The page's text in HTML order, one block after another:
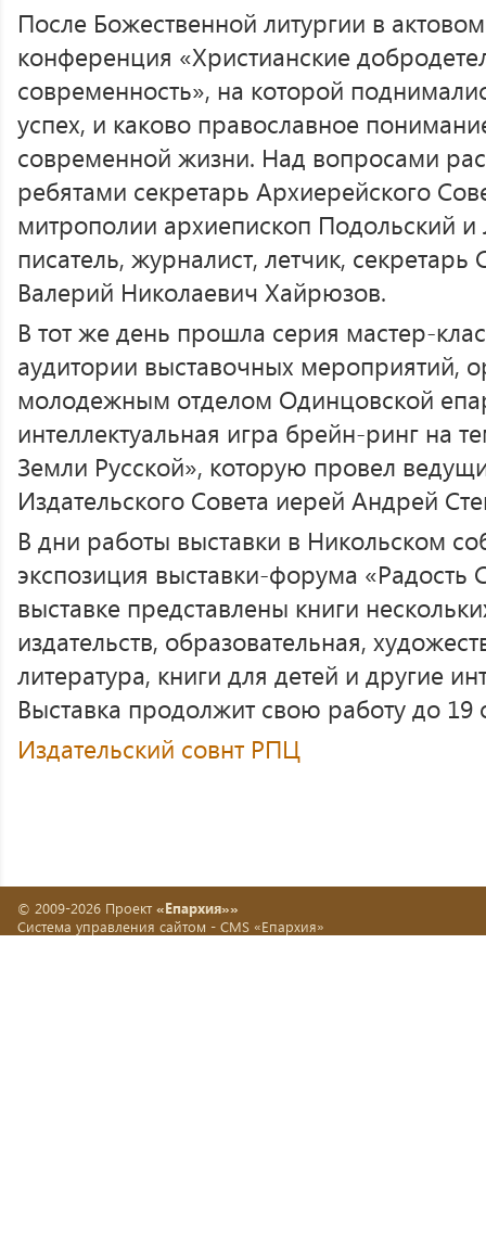
После Божественной литургии в
конференция «Христианские
современность», на которой
успех, и каково православное
современной жизни. Над вопросами
ребятами секретарь Архиерейского
митрополии архиепископ Подольский
писатель, журналист, летчик,
Валерий Николаевич Хайрюзов.
В тот же день прошла серия мастер-
аудитории выставочных мероприятий,
молодежным отделом Одинцовской
интеллектуальная игра брейн-ринг на
Земли Русской», которую провел
Издательского Совета иерей Андрей
В дни работы выставки в Никольском
экспозиция выставки-форума «Радость
выставке представлены книги
издательств, образовательная,
литература, книги для детей и другие
Выставка продолжит свою работу до 19
Издательский совнт РПЦ
© 2009-2026 Проект «Епархия»»
Система управления сайтом - CMS «Епархия»